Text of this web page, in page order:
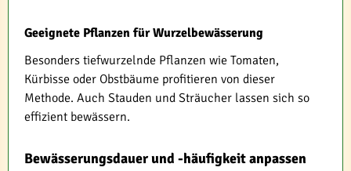
Geeignete Pflanzen für Wurzelbewässerung
Besonders tiefwurzelnde Pflanzen wie Tomaten,
Kürbisse oder Obstbäume profitieren von dieser
Methode. Auch Stauden und Sträucher lassen sich so
effizient bewässern.
Bewässerungsdauer und -häufigkeit anpassen